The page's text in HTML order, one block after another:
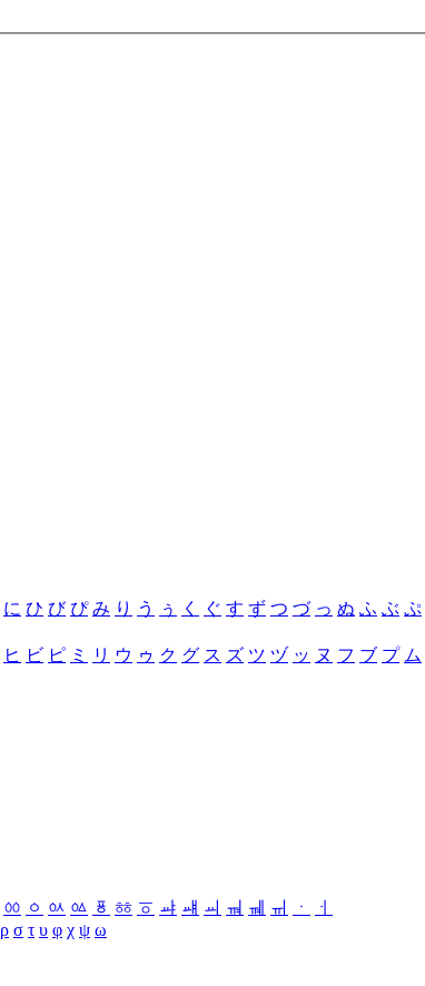
に ひ び ぴ み り う ぅ く ぐ す ず つ づ っ ぬ ふ ぶ ぷ
ヒ ビ ピ ミ リ ウ ゥ ク グ ス ズ ツ ヅ ッ ヌ フ ブ プ ム
ㆀ ㆁ ㆂ ㆃ ㆄ ㆅ ㆆ ㆇ ㆈ ㆉ ㆊ ㆋ ㆌ ㆍ
ㆎ
ρ σ τ υ φ χ ψ ω